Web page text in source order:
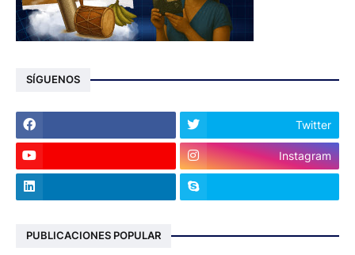
SÍGUENOS
Twitter
Instagram
PUBLICACIONES POPULAR